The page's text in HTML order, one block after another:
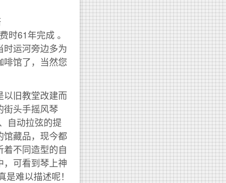
时61年完成 。
运河旁边多为
啡馆了，当然您
以旧教堂改建而
街头手摇风琴
自动拉弦的提
藏品，现今都
不同造型的自
，可看到琴上神
难以描述呢！